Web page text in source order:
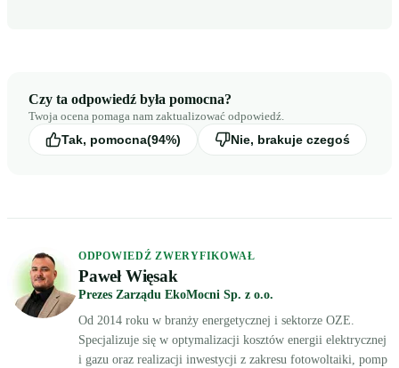
Czy ta odpowiedź była pomocna?
Twoja ocena pomaga nam zaktualizować odpowiedź.
Tak, pomocna(94%) Nie, brakuje czegoś
ODPOWIEDŹ ZWERYFIKOWAŁ
Paweł Więsak
Prezes Zarządu EkoMocni Sp. z o.o.
Od 2014 roku w branży energetycznej i sektorze OZE.
Specjalizuje się w optymalizacji kosztów energii elektrycznej
i gazu oraz realizacji inwestycji z zakresu fotowoltaiki, pomp